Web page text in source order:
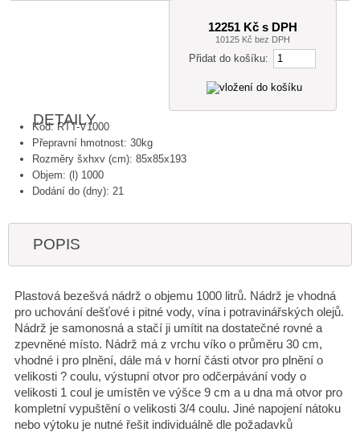
12251 Kč s DPH
10125 Kč bez DPH
Přidat do košíku:
DETAILY
Kód: RTT-V1000
Přepravní hmotnost: 30kg
Rozměry šxhxv (cm): 85x85x193
Objem: (l) 1000
Dodání do (dny): 21
POPIS
Plastová bezešvá nádrž o objemu 1000 litrů. Nádrž je vhodná
pro uchování dešťové i pitné vody, vína i potravinářských olejů.
Nádrž je samonosná a stačí ji umítit na dostatečné rovné a
zpevněné místo. Nádrž má z vrchu víko o průměru 30 cm,
vhodné i pro plnění, dále má v horní části otvor pro plnění o
velikosti ? coulu, výstupní otvor pro odčerpávání vody o
velikosti 1 coul je umístěn ve výšce 9 cm a u dna má otvor pro
kompletní vypuštění o velikosti 3/4 coulu. Jiné napojení nátoku
nebo výtoku je nutné řešit individuálně dle požadavků